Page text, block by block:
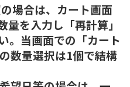
場合は、カート画面
を入力し「再計算」
。当画面での「カート
数量選択は1個で結構